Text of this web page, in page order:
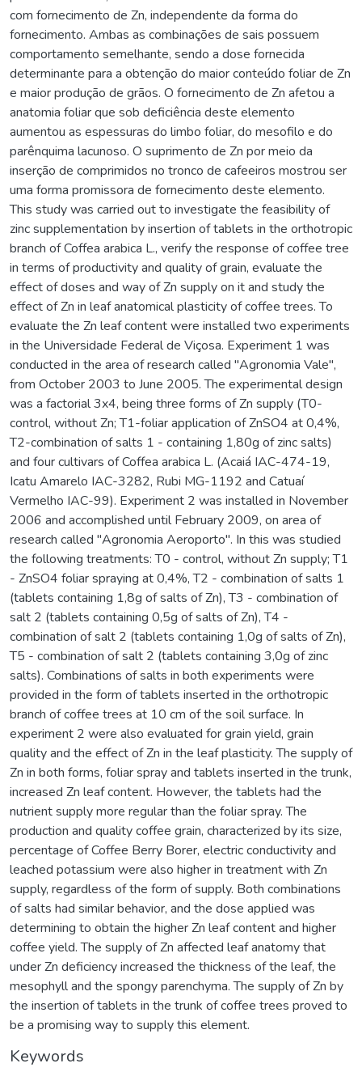
com fornecimento de Zn, independente da forma do
fornecimento. Ambas as combinações de sais possuem
comportamento semelhante, sendo a dose fornecida
determinante para a obtenção do maior conteúdo foliar de Zn
e maior produção de grãos. O fornecimento de Zn afetou a
anatomia foliar que sob deficiência deste elemento
aumentou as espessuras do limbo foliar, do mesofilo e do
parênquima lacunoso. O suprimento de Zn por meio da
inserção de comprimidos no tronco de cafeeiros mostrou ser
uma forma promissora de fornecimento deste elemento.
This study was carried out to investigate the feasibility of
zinc supplementation by insertion of tablets in the orthotropic
branch of Coffea arabica L., verify the response of coffee tree
in terms of productivity and quality of grain, evaluate the
effect of doses and way of Zn supply on it and study the
effect of Zn in leaf anatomical plasticity of coffee trees. To
evaluate the Zn leaf content were installed two experiments
in the Universidade Federal de Viçosa. Experiment 1 was
conducted in the area of research called "Agronomia Vale",
from October 2003 to June 2005. The experimental design
was a factorial 3x4, being three forms of Zn supply (T0-
control, without Zn; T1-foliar application of ZnSO4 at 0,4%,
T2-combination of salts 1 - containing 1,80g of zinc salts)
and four cultivars of Coffea arabica L. (Acaiá IAC-474-19,
Icatu Amarelo IAC-3282, Rubi MG-1192 and Catuaí
Vermelho IAC-99). Experiment 2 was installed in November
2006 and accomplished until February 2009, on area of
research called "Agronomia Aeroporto". In this was studied
the following treatments: T0 - control, without Zn supply; T1
- ZnSO4 foliar spraying at 0,4%, T2 - combination of salts 1
(tablets containing 1,8g of salts of Zn), T3 - combination of
salt 2 (tablets containing 0,5g of salts of Zn), T4 -
combination of salt 2 (tablets containing 1,0g of salts of Zn),
T5 - combination of salt 2 (tablets containing 3,0g of zinc
salts). Combinations of salts in both experiments were
provided in the form of tablets inserted in the orthotropic
branch of coffee trees at 10 cm of the soil surface. In
experiment 2 were also evaluated for grain yield, grain
quality and the effect of Zn in the leaf plasticity. The supply of
Zn in both forms, foliar spray and tablets inserted in the trunk,
increased Zn leaf content. However, the tablets had the
nutrient supply more regular than the foliar spray. The
production and quality coffee grain, characterized by its size,
percentage of Coffee Berry Borer, electric conductivity and
leached potassium were also higher in treatment with Zn
supply, regardless of the form of supply. Both combinations
of salts had similar behavior, and the dose applied was
determining to obtain the higher Zn leaf content and higher
coffee yield. The supply of Zn affected leaf anatomy that
under Zn deficiency increased the thickness of the leaf, the
mesophyll and the spongy parenchyma. The supply of Zn by
the insertion of tablets in the trunk of coffee trees proved to
be a promising way to supply this element.
Keywords